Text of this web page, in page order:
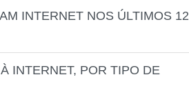
INTERNET NOS ÚLTIMOS 12
INTERNET, POR TIPO DE